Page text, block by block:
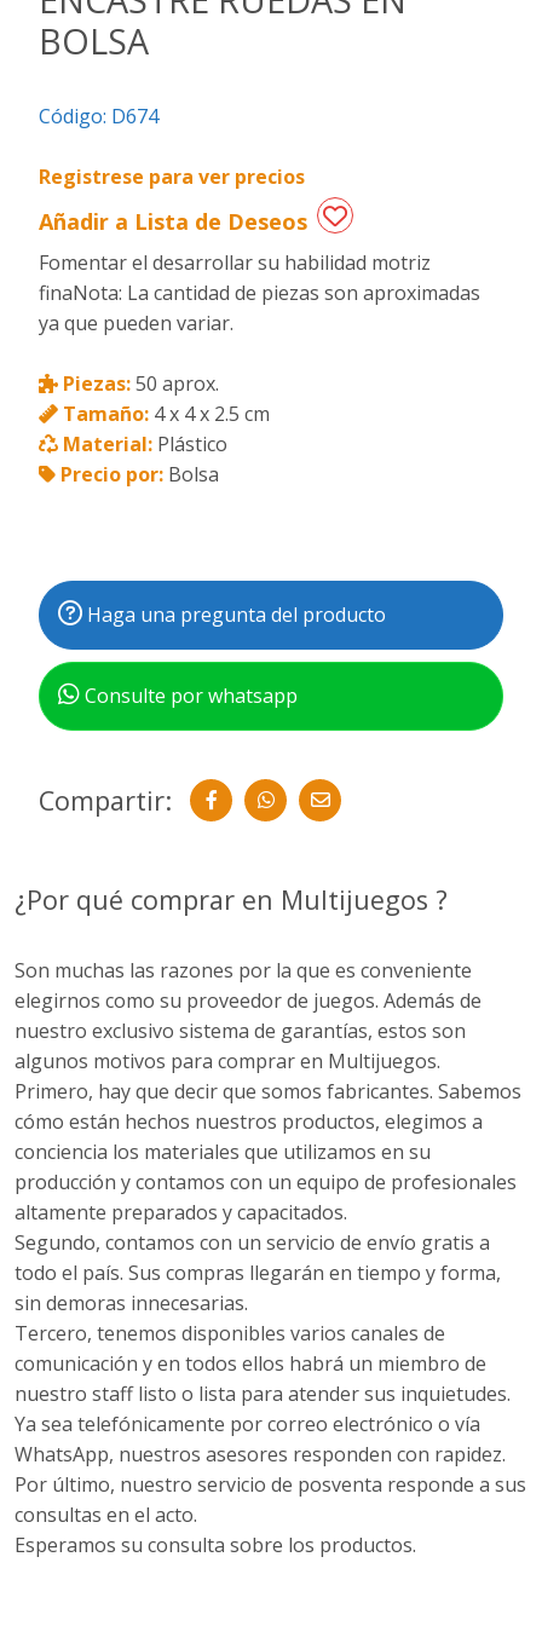
Regalos
especiales
BOLSA
Código: D674
Registrese para ver precios
Añadir a Lista de Deseos
Fomentar el desarrollar su habilidad motriz
finaNota: La cantidad de piezas son aproximadas
ya que pueden variar.
Piezas:50 aprox.
Tamaño: 4 x 4 x 2.5 cm
Material: Plástico
Precio por: Bolsa
Haga una pregunta del producto
Consulte por whatsapp
Compartir:
¿Por qué comprar en Multijuegos ?
Son muchas las razones por la que es conveniente
elegirnos como su proveedor de juegos. Además de
nuestro exclusivo sistema de garantías, estos son
algunos motivos para comprar en Multijuegos.
Primero, hay que decir que somos fabricantes. Sabemos
cómo están hechos nuestros productos, elegimos a
conciencia los materiales que utilizamos en su
producción y contamos con un equipo de profesionales
altamente preparados y capacitados.
Segundo, contamos con un servicio de envío gratis a
todo el país. Sus compras llegarán en tiempo y forma,
sin demoras innecesarias.
Tercero, tenemos disponibles varios canales de
comunicación y en todos ellos habrá un miembro de
nuestro staff listo o lista para atender sus inquietudes.
Ya sea telefónicamente por correo electrónico o vía
WhatsApp, nuestros asesores responden con rapidez.
Por último, nuestro servicio de posventa responde a sus
consultas en el acto.
Esperamos su consulta sobre los productos.